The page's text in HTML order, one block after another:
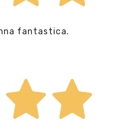
fantastica.